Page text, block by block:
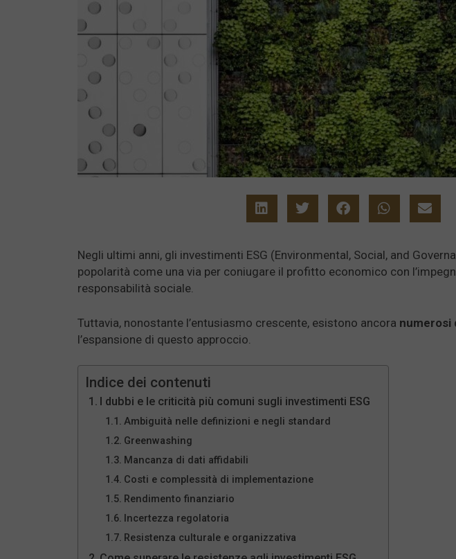
Negli ultimi anni, gli investimenti ESG (Environmental, Social, and
popolarità come una via per coniugare il profitto economico con
responsabilità sociale.
Tuttavia, nonostante l’entusiasmo crescente, esistono ancora numerosi
l’espansione di questo approccio.
Indice dei contenuti
I dubbi e le criticità più comuni sugli investimenti ESG
Ambiguità nelle definizioni e negli standard
Greenwashing
Mancanza di dati affidabili
Costi e complessità di implementazione
Rendimento finanziario
Incertezza regolatoria
Resistenza culturale e organizzativa